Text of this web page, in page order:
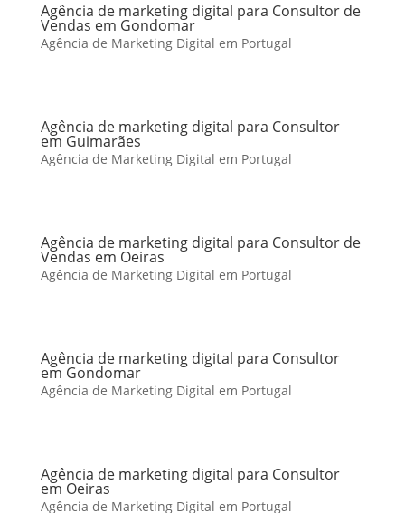
Agência de marketing digital para Consultor de
Vendas em Gondomar
Agência de Marketing Digital em Portugal
Agência de marketing digital para Consultor
em Guimarães
Agência de Marketing Digital em Portugal
Agência de marketing digital para Consultor de
Vendas em Oeiras
Agência de Marketing Digital em Portugal
Agência de marketing digital para Consultor
em Gondomar
Agência de Marketing Digital em Portugal
Agência de marketing digital para Consultor
em Oeiras
Agência de Marketing Digital em Portugal